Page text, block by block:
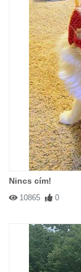
Nincs cím!
10865 0